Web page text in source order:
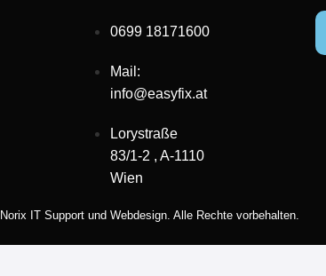
0699 18171600
Mail:
info@easyfix.at
Lorystraße
83/1-2 , A-1110
Wien
Norix IT Support und Webdesign. Alle Rechte vorbehalten.